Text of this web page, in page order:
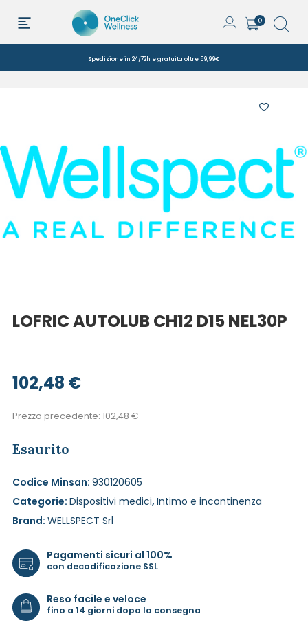
0
Spedizione in 24/72h e gratuita oltre 59,99€
LOFRIC AUTOLUB CH12 D15 NEL30P
102,48 €
Prezzo precedente: 102,48 €
Esaurito
Codice Minsan: 930120605
Categorie: Dispositivi medici, Intimo e incontinenza
Brand: WELLSPECT Srl
Pagamenti sicuri al 100%
con decodificazione SSL
Reso facile e veloce
fino a 14 giorni dopo la consegna